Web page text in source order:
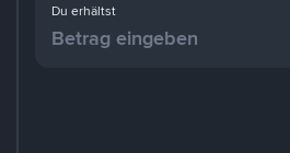
Du erhältst